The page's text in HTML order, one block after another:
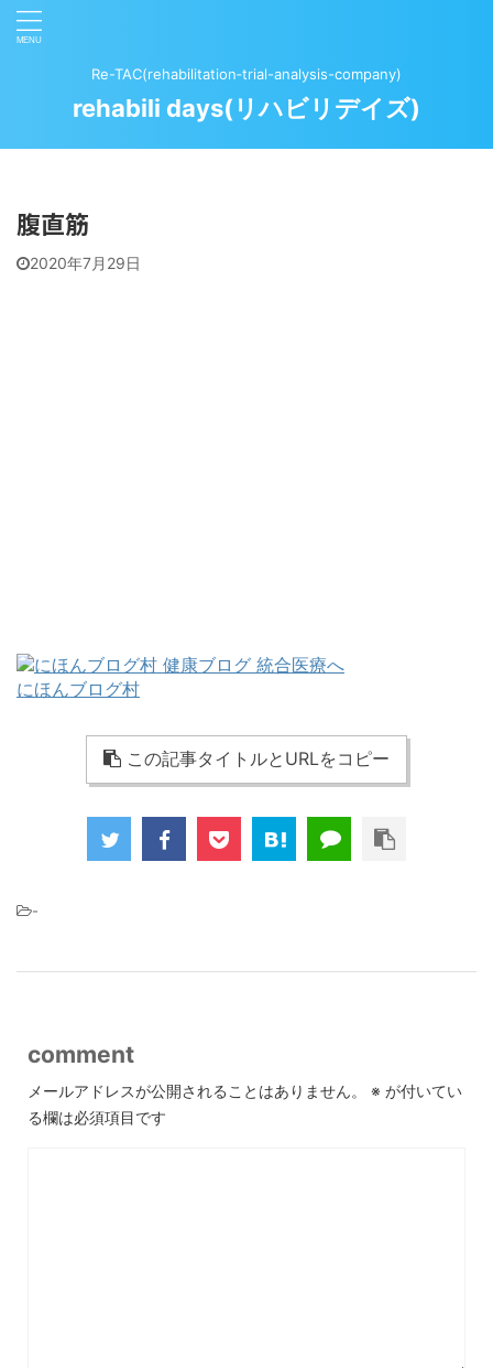
Re-TAC(rehabilitation‐trial-analysis-company)
rehabili days(リハビリデイズ)
腹直筋
2020年7月29日
にほんブログ村
この記事タイトルとURLをコピー
-
comment
メールアドレスが公開されることはありません。 ※ が付いてい
る欄は必須項目です